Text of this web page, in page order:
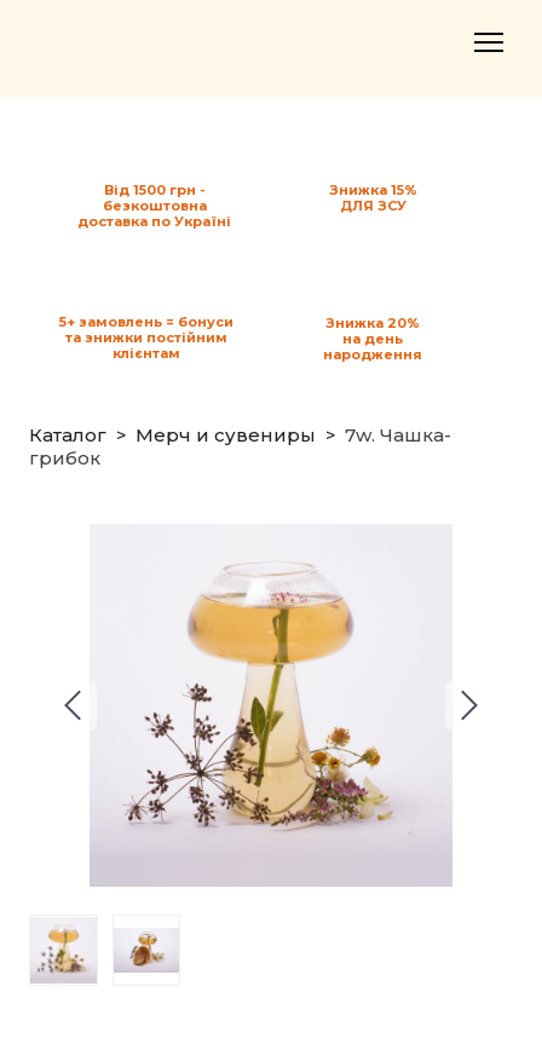
Знижка 15%
ДЛЯ ЗСУ
Від 1500 грн -
безкоштовна
доставка по Україні
5+ замовлень = бонуси
та знижки постійним
клієнтам
Знижка 20%
на день
народження
Каталог Мерч и сувениры
7w. Чашка-
грибок